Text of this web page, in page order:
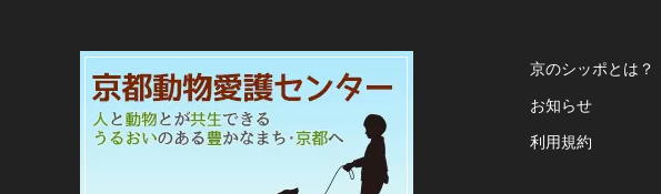
京のシッポとは？
お知らせ
利用規約